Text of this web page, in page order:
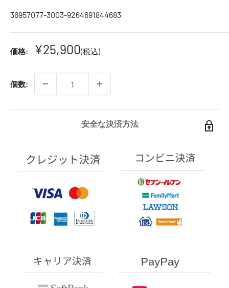
36957077-3003-9264691844683
価格: ¥25,900(税込)
個数:
安全な決済方法